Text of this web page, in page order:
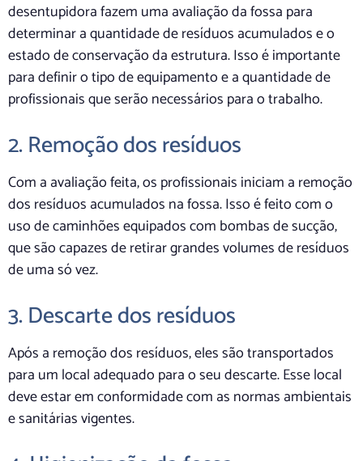
desentupidora fazem uma avaliação da fossa para
determinar a quantidade de resíduos acumulados e o
estado de conservação da estrutura. Isso é importante
para definir o tipo de equipamento e a quantidade de
profissionais que serão necessários para o trabalho.
2. Remoção dos resíduos
Com a avaliação feita, os profissionais iniciam a remoção
dos resíduos acumulados na fossa. Isso é feito com o
uso de caminhões equipados com bombas de sucção,
que são capazes de retirar grandes volumes de resíduos
de uma só vez.
3. Descarte dos resíduos
Após a remoção dos resíduos, eles são transportados
para um local adequado para o seu descarte. Esse local
deve estar em conformidade com as normas ambientais
e sanitárias vigentes.